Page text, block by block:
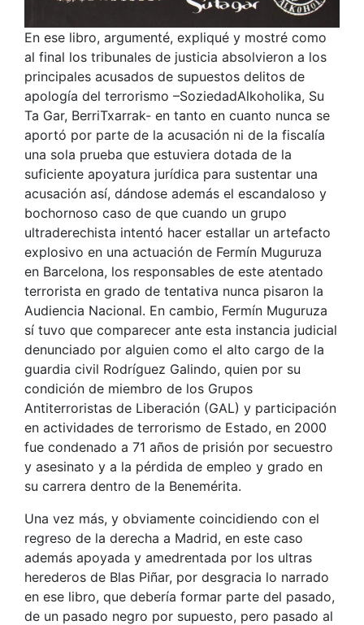
En ese libro, argumenté, expliqué y mostré como
al final los tribunales de justicia absolvieron a los
principales acusados de supuestos delitos de
apología del terrorismo –SoziedadAlkoholika, Su
Ta Gar, BerriTxarrak- en tanto en cuanto nunca se
aportó por parte de la acusación ni de la fiscalía
una sola prueba que estuviera dotada de la
suficiente apoyatura jurídica para sustentar una
acusación así, dándose además el escandaloso y
bochornoso caso de que cuando un grupo
ultraderechista intentó hacer estallar un artefacto
explosivo en una actuación de Fermín Muguruza
en Barcelona, los responsables de este atentado
terrorista en grado de tentativa nunca pisaron la
Audiencia Nacional. En cambio, Fermín Muguruza
sí tuvo que comparecer ante esta instancia judicial
denunciado por alguien como el alto cargo de la
guardia civil Rodríguez Galindo, quien por su
condición de miembro de los Grupos
Antiterroristas de Liberación (GAL) y participación
en actividades de terrorismo de Estado, en 2000
fue condenado a 71 años de prisión por secuestro
y asesinato y a la pérdida de empleo y grado en
su carrera dentro de la Benemérita.
Una vez más, y obviamente coincidiendo con el
regreso de la derecha a Madrid, en este caso
además apoyada y amedrentada por los ultras
herederos de Blas Piñar, por desgracia lo narrado
en ese libro, que debería formar parte del pasado,
de un pasado negro por supuesto, pero pasado al